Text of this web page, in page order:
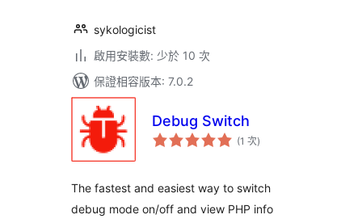
sykologicist
啟用安裝數: 少於 10 次
保證相容版本: 7.0.2
Debug Switch
(1 次評
分)
The fastest and easiest way to switch
debug mode on/off and view PHP info